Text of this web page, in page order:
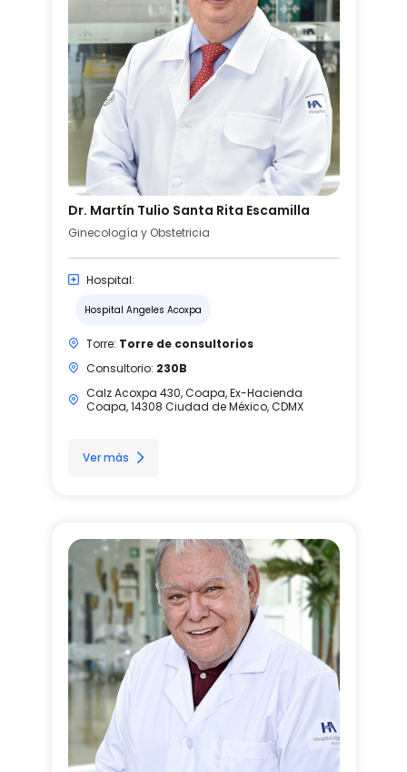
Dr. Martín Tulio Santa Rita Escamilla
Ginecología y Obstetricia
Hospital:
Hospital Angeles Acoxpa
Torre: Torre de consultorios
Consultorio: 230B
Calz Acoxpa 430, Coapa, Ex-Hacienda
Coapa, 14308 Ciudad de México, CDMX
Ver más